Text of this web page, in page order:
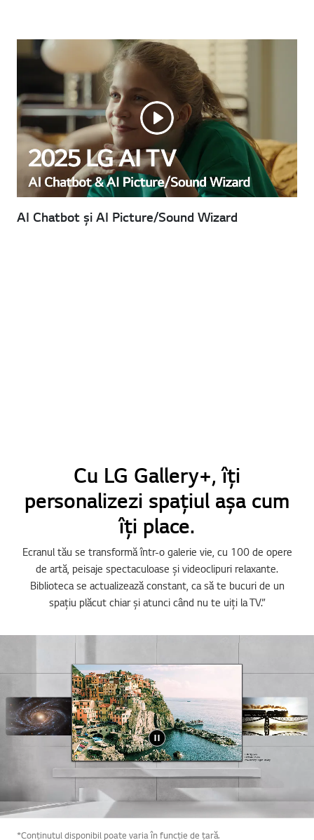
AI Chatbot și AI Picture/Sound Wizard
Cu LG Gallery+, îți
personalizezi spațiul așa cum
îți place.
Ecranul tău se transformă într-o galerie vie, cu 100 de opere
de artă, peisaje spectaculoase și videoclipuri relaxante.
Biblioteca se actualizează constant, ca să te bucuri de un
spațiu plăcut chiar și atunci când nu te uiți la TV.”
*Conținutul disponibil poate varia în funcție de țară.